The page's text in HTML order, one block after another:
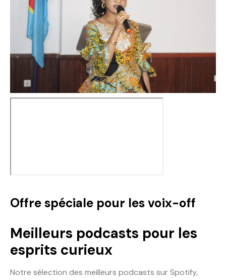
Offre spéciale pour les voix-off
Meilleurs podcasts pour les
esprits curieux
Notre sélection des meilleurs podcasts sur Spotify,